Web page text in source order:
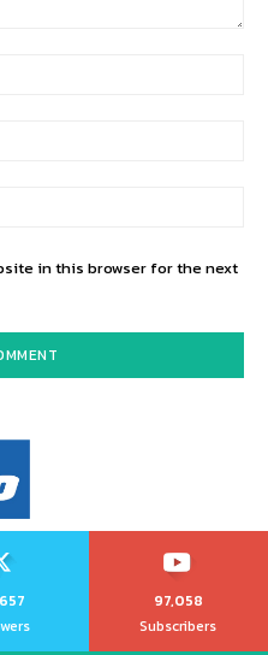
in this browser for the next
97,058
Subscribers